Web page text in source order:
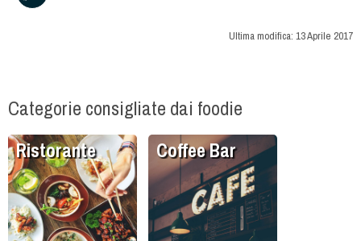
Ultima modifica: 13 Aprile 2017
Categorie consigliate dai foodie
Ristorante Coffee Bar